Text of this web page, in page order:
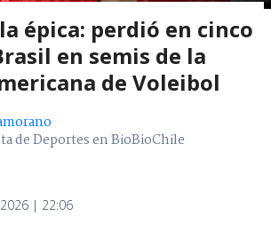
épica: perdió en cinco
en semis de la
de Voleibol
de Deportes en BioBioChile
| 22:06